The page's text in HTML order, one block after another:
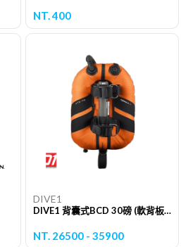
NT. 400
DIVE1
DIVE1 背囊式BCD 30磅 (軟背板.鋁背板.碳纖背板)
NT. 26500 - 35900